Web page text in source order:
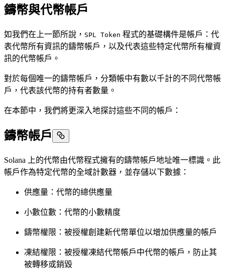
鑄幣與代幣帳戶
如我們在上一節所說， SPL Token 程式的基礎構件是帳戶：代
表代幣所有資訊的鑄幣帳戶，以及代表這些特定代幣所有權資
訊的代幣帳戶。
對於每個唯一的鑄幣帳戶，分類帳中有數以千計的不同代幣帳
戶，代表該代幣的持有者數量。
在本節中，我們將更深入地探討這些不同的帳戶：
鑄幣帳戶
Solana 上的代幣由代幣程式擁有的鑄幣帳戶地址唯一標識。此
帳戶作為特定代幣的全域計數器，並存儲以下數據：
供應量：代幣的總供應量
小數位數：代幣的小數精度
鑄幣權限：被授權創建新代幣單位以增加供應量的帳戶
凍結權限：被授權凍結代幣帳戶中代幣的帳戶，防止其
被轉移或銷毀